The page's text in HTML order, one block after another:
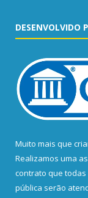
DESENVOLVIDO
Muito mais que
Realizamos uma
contrato que
pública serão